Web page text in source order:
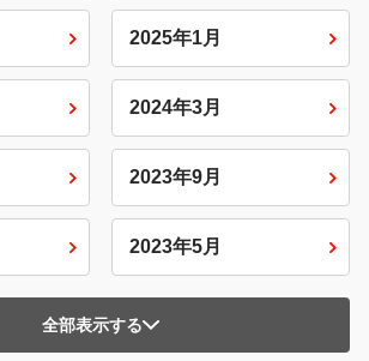
2025年1月
2024年3月
2023年9月
2023年5月
全部表示する